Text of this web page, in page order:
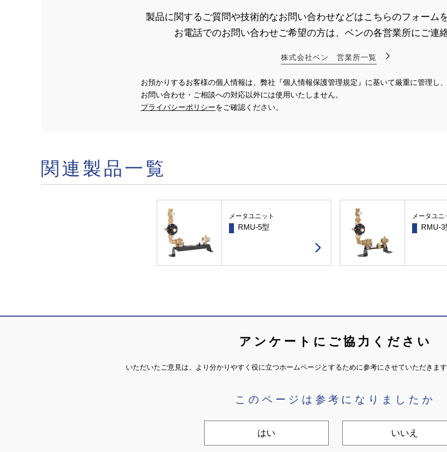
製品に関するご質問や技術的なお問い合わせなどはこちらのフォーム
お電話でのお問い合わせご希望の方は、ベンの各営業所にご連
株式会社ベン 営業所一覧
お預かりするお客様の個人情報は、弊社『個人情報保護管理規定』に基いて厳重に管理し
お問い合わせ・ご相談への対応以外には使用いたしません。
プライバシーポリシーをご確認ください。
関連製品一覧
メータユニット
RMU-5型
メータユニ
RMU-3
アンケートにご協力ください
いただいたご意見は、より分かりやすく役に立つホームページとするために参考にさせていただきま
このページは参考になりましたか
はい いいえ